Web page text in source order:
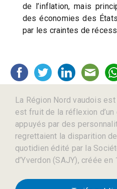
de l’inflation, mais
des économies des
par les craintes de
La Région Nord vaudois
est fruit de la réflexion
appuyés par des
regrettaient la disparition
quotidien édité par la
d’Yverdon (SAJY), créée en